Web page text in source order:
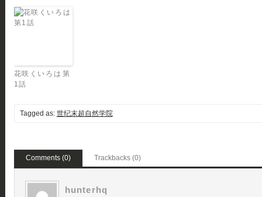
花咲くいろは 第
1話
Tagged as: 世纪末超自然学院
Comments (0) Trackbacks (0)
hunterhq